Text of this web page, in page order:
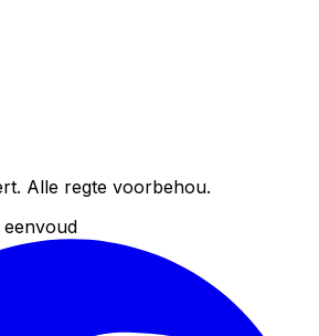
Alle regte voorbehou.